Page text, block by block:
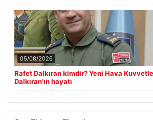
05/08/2026
Rafet Dalkıran kimdir? Yeni Hava
Dalkıran’ın hayatı